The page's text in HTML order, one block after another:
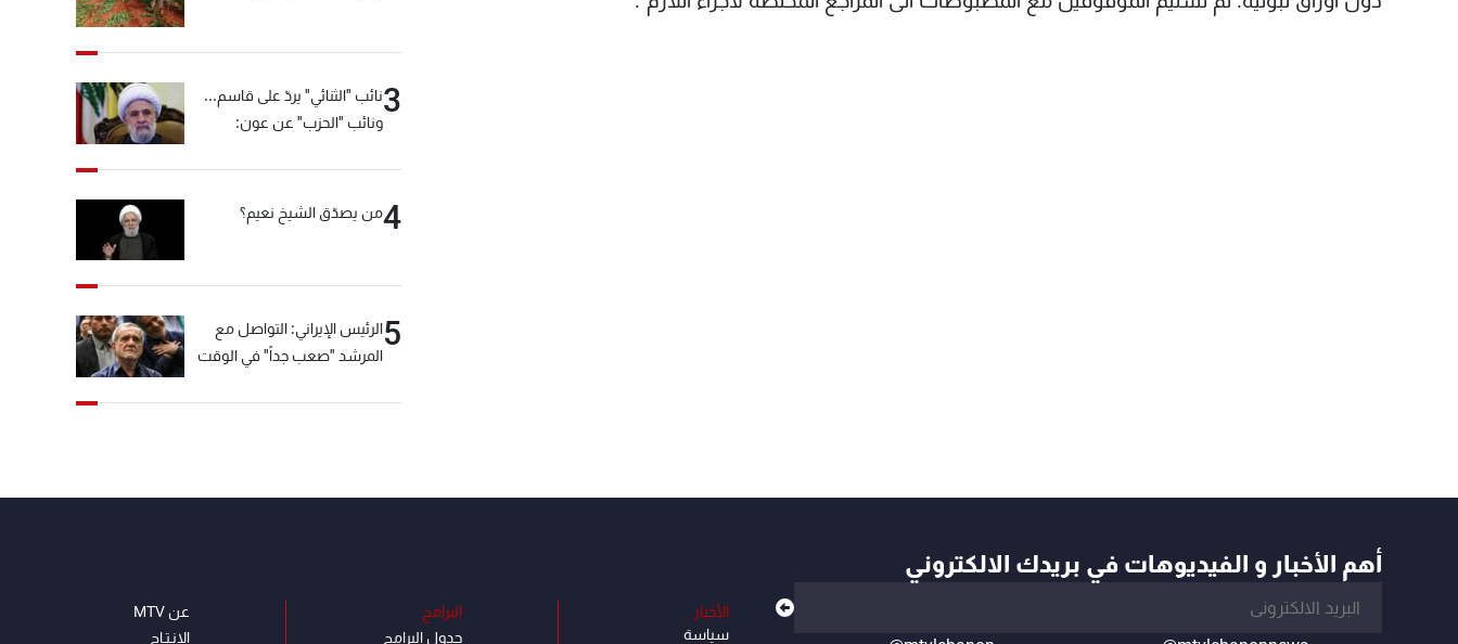
3نائب "الثنائي" يردّ على قاسم...
ونائب "الحزب" عن عون:
4من يصدّق الشيخ نعيم؟
5الرئيس الإيراني: التواصل مع
المرشد "صعب جداً" في الوقت
أهم الأخبار و الفيديوهات في بريدك الالكتروني
الأخبار
سياسة
البرامج
جدول البرامج
عن MTV
الإنـتـاج